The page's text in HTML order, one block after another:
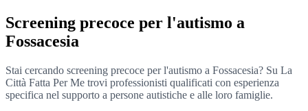
Screening precoce per l'autismo a
Fossacesia
Stai cercando screening precoce per l'autismo a Fossacesia? Su La
Città Fatta Per Me trovi professionisti qualificati con esperienza
specifica nel supporto a persone autistiche e alle loro famiglie.